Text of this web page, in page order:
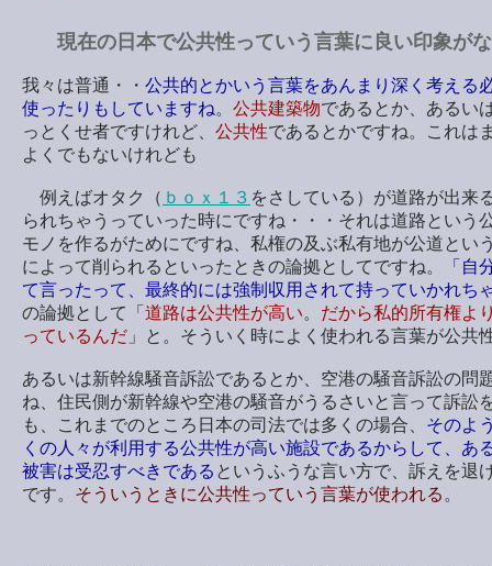
現在の日本で公共性っていう言葉に良い印象が
我々は普通・・ 公共的とかいう言葉をあんまり深く考える
使ったりもしていますね。 公共建築物であるとか、あるい
っとくせ者ですけれど、 公共性であるとかですね。これは
よくでもないけれども
例えばオタク（ ｂｏｘ１３ をさしている）が道路が出来
られちゃうっていった時にですね・・・それは道路という
モノを作るがためにですね、私権の及ぶ私有地が公道とい
によって削られるといったときの論拠としてですね。
「自
て言ったって、最終的には強制収用されて持っていかれち
の論拠として「 道路は公共性が高い。 だから私的所有権よ
っているんだ 」と。そういく時によく使われる言葉が公共
あるいは新幹線騒音訴訟であるとか、空港の騒音訴訟の問
ね、住民側が新幹線や空港の騒音がうるさいと言って訴訟
も、これまでのところ日本の司法では多くの場合、 そのよ
くの人々が利用する公共性が高い施設であるからして、あ
被害は受忍すべきである というふうな言い方で、訴えを退
です。 そういうときに公共性っていう言葉が使われる 。